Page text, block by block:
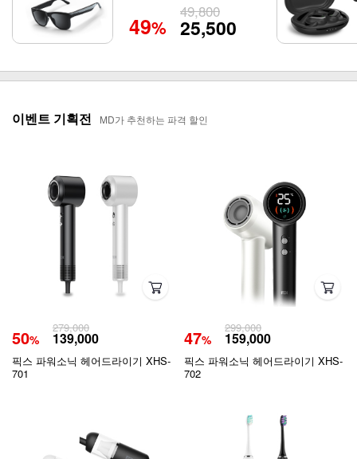
49%
49,800
25,500
이벤트 기획전 MD가 추천하는 파격 할인
50%
279,000
139,000
픽스 파워소닉 헤어드라이기 XHS-
701
47%
299,000
159,000
픽스 파워소닉 헤어드라이기 XHS-
702